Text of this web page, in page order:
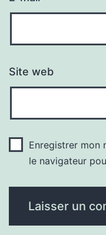
Site web
Enregistrer mon
le navigateur